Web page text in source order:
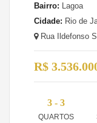
Bairro: Lagoa
Cidade: Rio de
Rua Ildefonso
R$
3 - 3
QUARTOS